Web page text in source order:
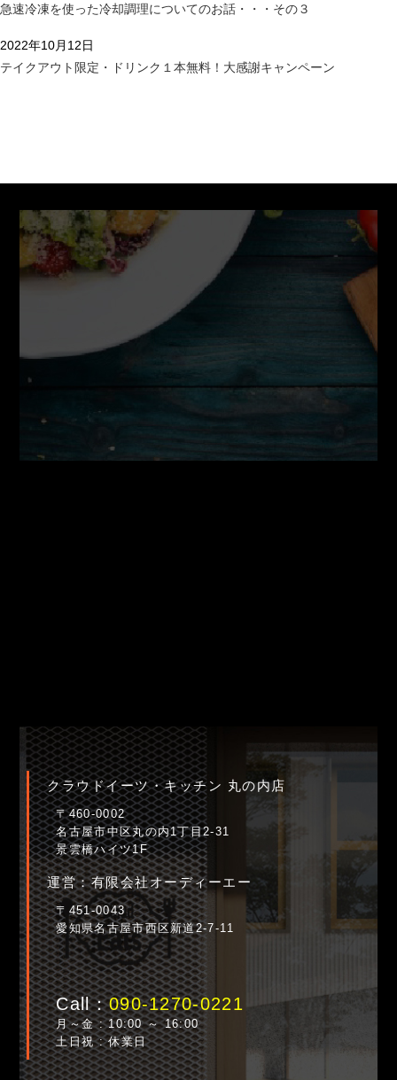
急速冷凍を使った冷却調理についてのお話・・・その３
テイクアウト限定・ドリンク１本無料！大感謝キャンペーン
2022年10月12日
クラウドイーツ・キッチン 丸の内店
〒460-0002
名古屋市中区丸の内1丁目2-31
景雲橋ハイツ1F
運営：有限会社オーディーエー
〒451-0043
愛知県名古屋市西区新道2-7-11
Call：090-1270-0221
月～金 : 10:00 ～ 16:00
土日祝 : 休業日